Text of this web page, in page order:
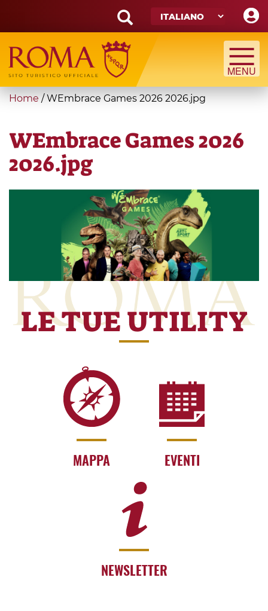
main
content
Search
form
Cerca
You
here
Home /WEmbrace Games 2026 2026.jpg
WEmbrace Games 2026
2026.jpg
LE TUE UTILITY
MAPPA EVENTI
NEWSLETTER